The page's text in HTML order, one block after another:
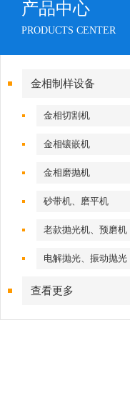
产品中心
PRODUCTS CENTER
金相制样设备
金相切割机
金相镶嵌机
金相磨抛机
砂带机、磨平机
老款抛光机、预磨机
电解抛光、振动抛光
查看更多